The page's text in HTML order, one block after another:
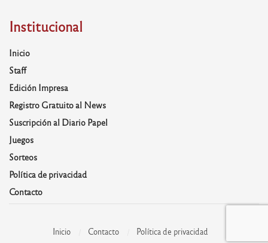
Institucional
Inicio
Staff
Edición Impresa
Registro Gratuito al News
Suscripción al Diario Papel
Juegos
Sorteos
Política de privacidad
Contacto
Inicio Contacto Política de privacidad